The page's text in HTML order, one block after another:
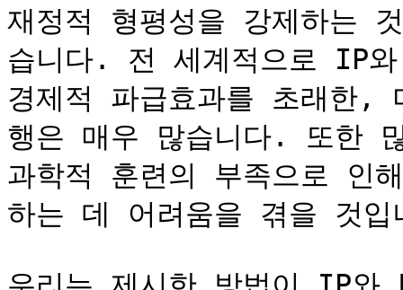
재정적 형평성을 강제하는
습니다. 전 세계적으로 IP
경제적 파급효과를 초래한,
행은 매우 많습니다. 또한
과학적 훈련의 부족으로 인
하는 데 어려움을 겪을 것